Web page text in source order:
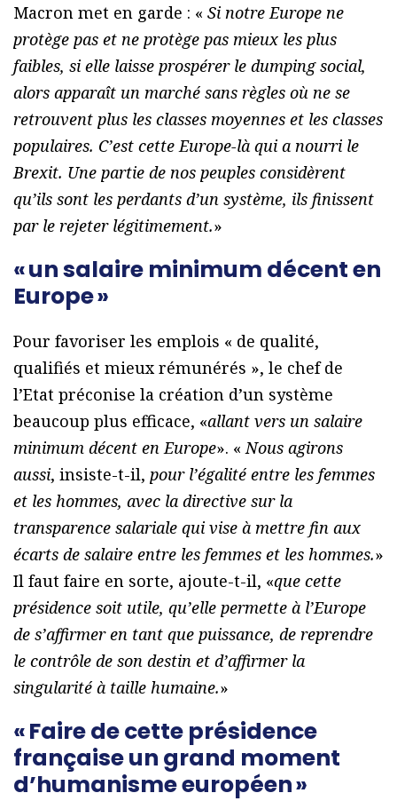
Macron met en garde : « Si notre Europe ne
protège pas et ne protège pas mieux les plus
faibles, si elle laisse prospérer le dumping social,
alors apparaît un marché sans règles où ne se
retrouvent plus les classes moyennes et les classes
populaires. C’est cette Europe-là qui a nourri le
Brexit. Une partie de nos peuples considèrent
qu’ils sont les perdants d’un système, ils finissent
par le rejeter légitimement.»
« un salaire minimum décent en
Europe »
Pour favoriser les emplois « de qualité,
qualifiés et mieux rémunérés », le chef de
l’Etat préconise la création d’un système
beaucoup plus efficace, «allant vers un salaire
minimum décent en Europe». « Nous agirons
aussi, insiste-t-il, pour l’égalité entre les femmes
et les hommes, avec la directive sur la
transparence salariale qui vise à mettre fin aux
écarts de salaire entre les femmes et les hommes.»
Il faut faire en sorte, ajoute-t-il, «que cette
présidence soit utile, qu’elle permette à l’Europe
de s’affirmer en tant que puissance, de reprendre
le contrôle de son destin et d’affirmer la
singularité à taille humaine.»
« Faire de cette présidence
française un grand moment
d’humanisme européen »